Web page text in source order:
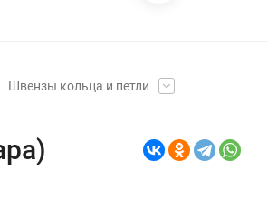
Швензы кольца и петли